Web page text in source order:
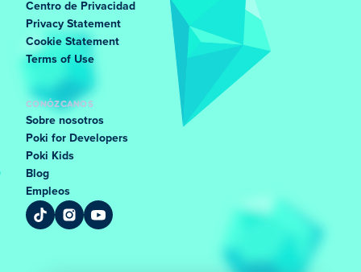
Centro de Privacidad
Privacy Statement
Cookie Statement
Terms of Use
CONÓZCANOS
Sobre nosotros
Poki for Developers
Poki Kids
Blog
Empleos